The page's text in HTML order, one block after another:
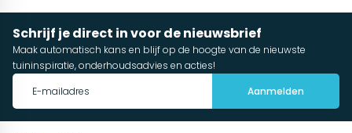
Schrijf je direct in voor de nieuwsbrief
Maak automatisch kans en blijf op de hoogte van de nieuwste
tuininspiratie, onderhoudsadvies en acties!
Aanmelden